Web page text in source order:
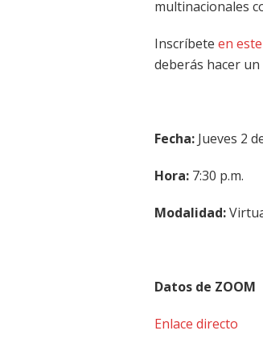
multinacionales
Inscríbete en
deberás hacer
Fecha: Jueves 2
Hora: 7:30 p.m.
Modalidad:
Datos de ZOOM
Enlace directo